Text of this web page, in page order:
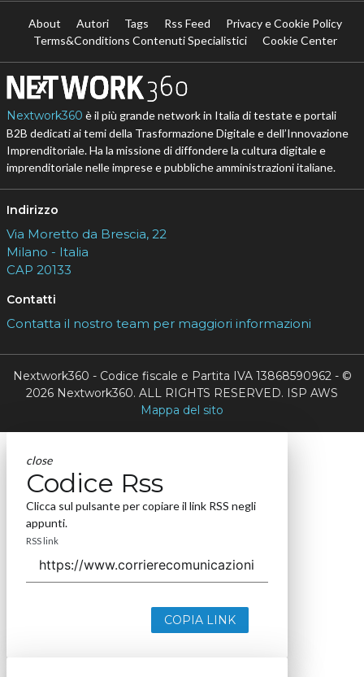
About Autori Tags Rss Feed
Privacy e Cookie Policy
Terms&Conditions Contenuti Specialistici
Cookie Center
Nextwork360 è il più grande network in Italia di testate e portali
B2B dedicati ai temi della Trasformazione Digitale e dell’Innovazione
Imprenditoriale. Ha la missione di diffondere la cultura digitale e
imprenditoriale nelle imprese e pubbliche amministrazioni italiane.
Indirizzo
Via Moretto da Brescia, 22
Milano - Italia
CAP 20133
Contatti
Contatta il nostro team per maggiori informazioni
Nextwork360 - Codice fiscale e Partita IVA 13868590962 - ©
2026 Nextwork360. ALL RIGHTS RESERVED. ISP AWS
Mappa del sito
close
Codice Rss
Clicca sul pulsante per copiare il link RSS negli
appunti.
RSS link
COPIA LINK